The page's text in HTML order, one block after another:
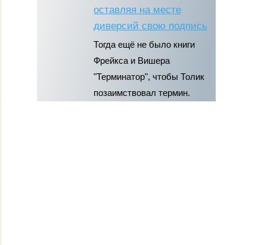
оставляя на месте
диверсий свою подпись
Тогда ещё не было книги
Фрейкса и Вишера
"Терминатор", чтобы Толик
позаимствовал термин.